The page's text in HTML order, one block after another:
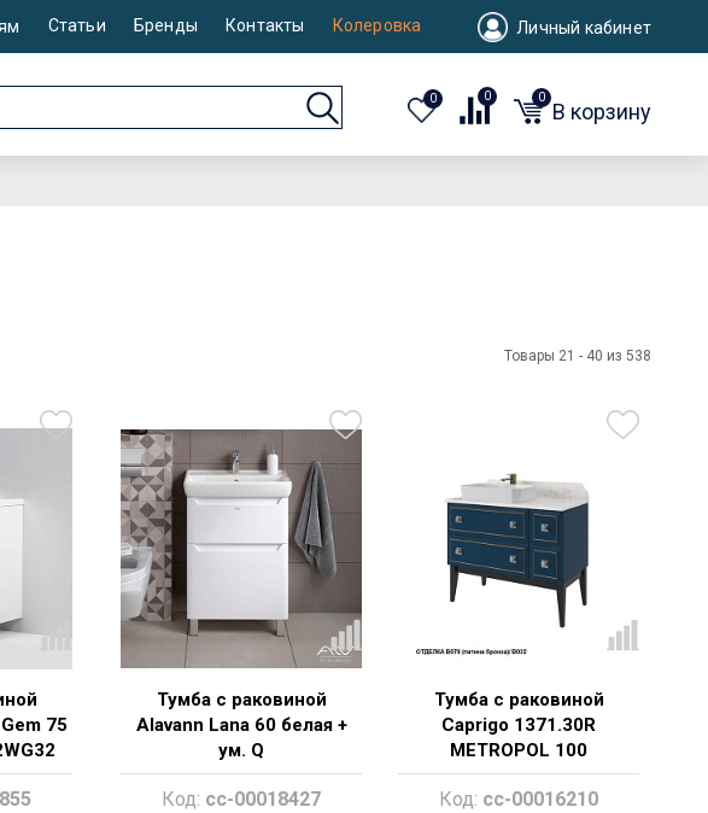
Статьи Бренды Контакты Колеровка Личный кабинет
0 0 0
В корзину
Товары 21 - 40 из 538
75
Тумба с раковиной
Alavann Lana 60 белая +
ум. Q
Код: cc-00018427
Тумба с раковиной
Caprigo 1371.30R
METROPOL 100
Код: cc-00016210